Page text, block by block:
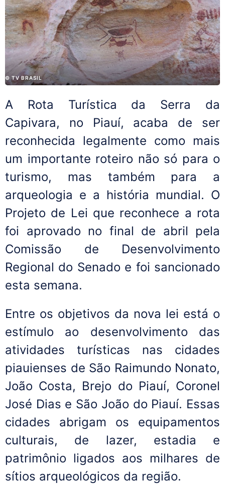
© TV BRASIL
A Rota Turística da Serra da
Capivara, no Piauí, acaba de ser
reconhecida legalmente como mais
um importante roteiro não só para o
turismo, mas também para a
arqueologia e a história mundial. O
Projeto de Lei que reconhece a rota
foi aprovado no final de abril pela
Comissão de Desenvolvimento
Regional do Senado e foi sancionado
esta semana.
Entre os objetivos da nova lei está o
estímulo ao desenvolvimento das
atividades turísticas nas cidades
piauienses de São Raimundo Nonato,
João Costa, Brejo do Piauí, Coronel
José Dias e São João do Piauí. Essas
cidades abrigam os equipamentos
culturais, de lazer, estadia e
patrimônio ligados aos milhares de
sítios arqueológicos da região.